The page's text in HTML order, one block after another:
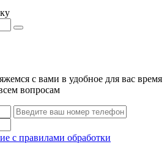
с вами в удобное для вас время
вопросам
с правилами обработки